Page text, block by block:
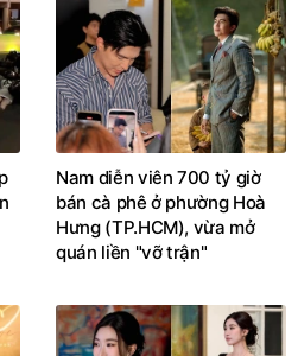
Nam diễn viên 700 tỷ giờ
bán cà phê ở phường Hoà
Hưng (TP.HCM), vừa mở
quán liền "vỡ trận"